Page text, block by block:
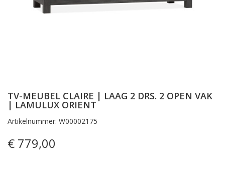
TV-MEUBEL CLAIRE | LAAG 2 DRS. 2 OPEN VAK
| LAMULUX ORIENT
Artikelnummer: W00002175
€ 779,00